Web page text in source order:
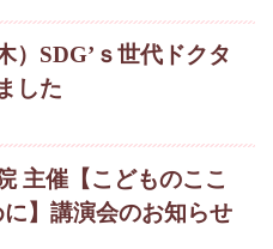
）SDG’ｓ世代ドクタ
した
主催【こどものここ
】講演会のお知らせ